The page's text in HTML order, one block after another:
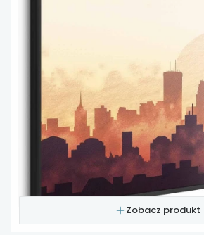
Zobacz produkt